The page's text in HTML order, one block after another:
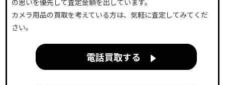
の思いを優先して査定金額を出しています。
カメラ用品の買取を考えている方は、気軽に査定してみてくだ
さい。
電話買取する